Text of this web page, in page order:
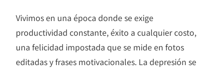
Vivimos en una época donde se exige
productividad constante, éxito a cualquier costo,
una felicidad impostada que se mide en fotos
editadas y frases motivacionales. La depresión se